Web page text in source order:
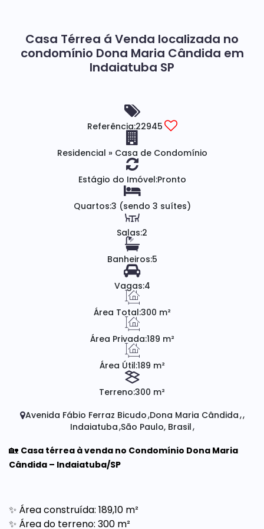
Casa Térrea á Venda localizada no
condomínio Dona Maria Cândida em
Indaiatuba SP
Referência:22945
Residencial » Casa de Condomínio
Estágio do Imóvel:Pronto
Quartos:3 (sendo 3 suítes)
Salas:2
Banheiros:5
Vagas:4
Área Total:300 m²
Área Privada:189 m²
Área Útil:189 m²
Terreno:300 m²
Avenida Fábio Ferraz Bicudo Dona Maria Cândida
Indaiatuba São Paulo, Brasil
🏡 Casa térrea à venda no Condomínio Dona Maria
Cândida – Indaiatuba/SP
✨ Área construída: 189,10 m²
✨ Área do terreno: 300 m²